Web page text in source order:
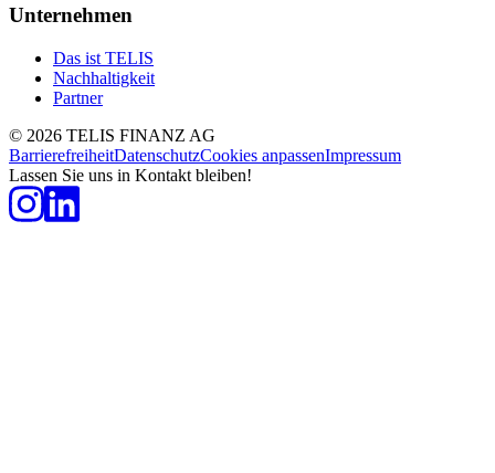
Unternehmen
Das ist TELIS
Nachhaltigkeit
Partner
© 2026 TELIS FINANZ AG
BarrierefreiheitDatenschutzCookies anpassenImpressum
Lassen Sie uns in Kontakt bleiben!